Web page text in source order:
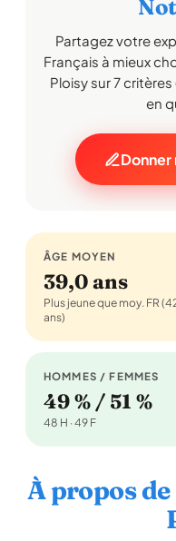
Partagez votre
Français à mieux
Ploisy sur 7
en
Donner
ÂGE MOYEN
39,0 ans
Plus jeune que moy. FR
ans)
HOMMES / FEMMES
49 % / 51 %
48 H · 49 F
À propos